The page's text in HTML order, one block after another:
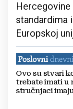
Hercegovine
standardima
Europskoj
Ovo su stvari
trebate imati u
stručnjaci